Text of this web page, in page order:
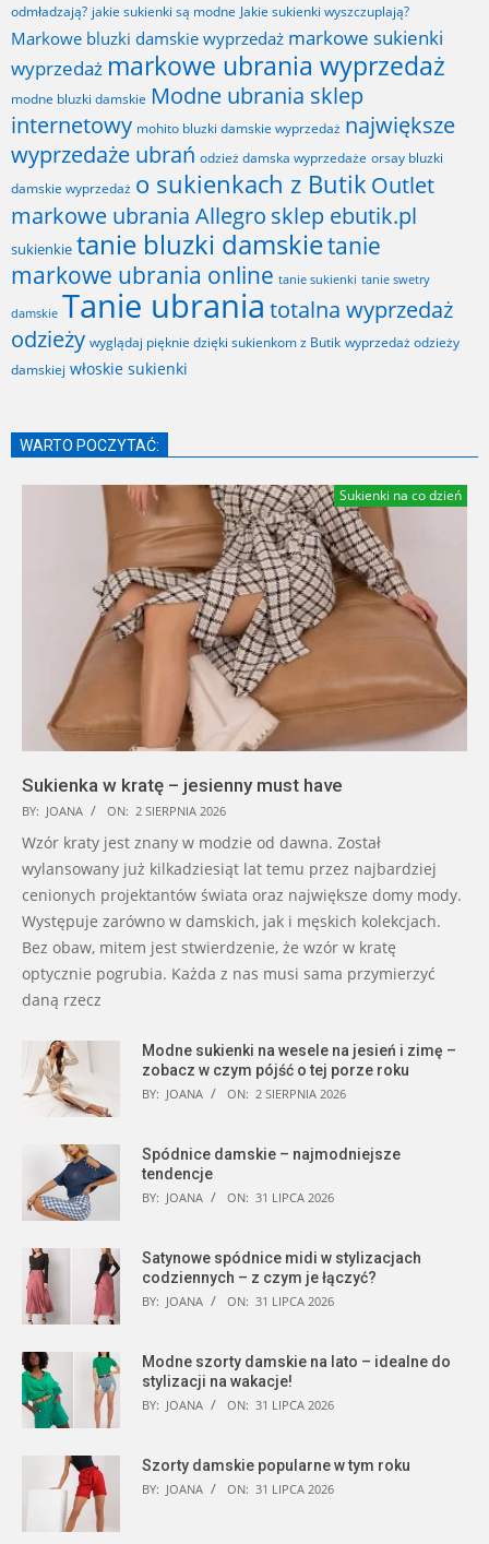
odmładzają? jakie sukienki są modne Jakie sukienki wyszczuplają?
Markowe bluzki damskie wyprzedaż markowe sukienki
wyprzedaż markowe ubrania wyprzedaż
modne bluzki damskie Modne ubrania sklep
internetowy mohito bluzki damskie wyprzedaż największe
wyprzedaże ubrań odzież damska wyprzedaże orsay bluzki
damskie wyprzedaż o sukienkach z Butik Outlet
markowe ubrania Allegro sklep ebutik.pl
sukienkie tanie bluzki damskietanie
markowe ubrania online tanie sukienki tanie swetry
damskie Tanie ubrania totalna wyprzedaż
odzieży wyglądaj pięknie dzięki sukienkom z Butik wyprzedaż odzieży
damskiej włoskie sukienki
WARTO POCZYTAĆ:
Sukienki na co dzień
Sukienka w kratę – jesienny must have
BY: JOANA ON: 2 SIERPNIA 2026
Wzór kraty jest znany w modzie od dawna. Został
wylansowany już kilkadziesiąt lat temu przez najbardziej
cenionych projektantów świata oraz największe domy mody.
Występuje zarówno w damskich, jak i męskich kolekcjach.
Bez obaw, mitem jest stwierdzenie, że wzór w kratę
optycznie pogrubia. Każda z nas musi sama przymierzyć
daną rzecz
Modne sukienki na wesele na jesień i zimę –
zobacz w czym pójść o tej porze roku
BY: JOANA ON: 2 SIERPNIA 2026
Spódnice damskie – najmodniejsze
tendencje
BY: JOANA ON: 31 LIPCA 2026
Satynowe spódnice midi w stylizacjach
codziennych – z czym je łączyć?
BY: JOANA ON: 31 LIPCA 2026
Modne szorty damskie na lato – idealne do
stylizacji na wakacje!
BY: JOANA ON: 31 LIPCA 2026
Szorty damskie popularne w tym roku
BY: JOANA ON: 31 LIPCA 2026